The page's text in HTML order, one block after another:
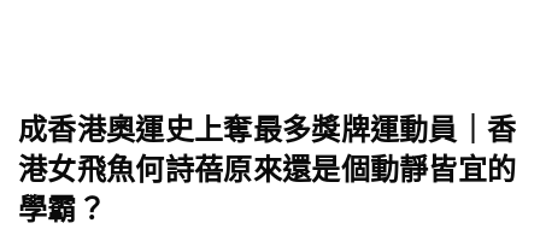
成香港奧運史上奪最多獎牌運動員｜香
港女飛魚何詩蓓原來還是個動靜皆宜的
學霸？